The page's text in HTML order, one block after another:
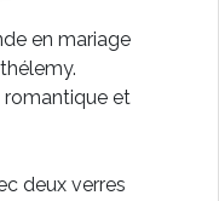
en mariage
et
deux verres